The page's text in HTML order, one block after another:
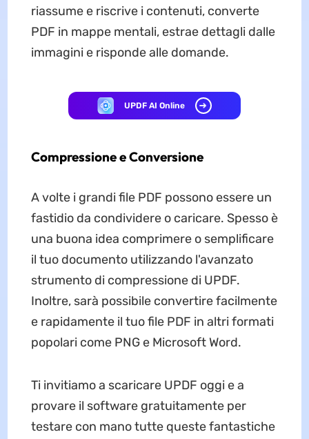
riassume e riscrive i contenuti, converte
PDF in mappe mentali, estrae dettagli dalle
immagini e risponde alle domande.
UPDF AI Online
Compressione e Conversione
A volte i grandi file PDF possono essere un
fastidio da condividere o caricare. Spesso è
una buona idea comprimere o semplificare
il tuo documento utilizzando l'avanzato
strumento di compressione di UPDF.
Inoltre, sarà possibile convertire facilmente
e rapidamente il tuo file PDF in altri formati
popolari come PNG e Microsoft Word.
Ti invitiamo a scaricare UPDF oggi e a
provare il software gratuitamente per
testare con mano tutte queste fantastiche